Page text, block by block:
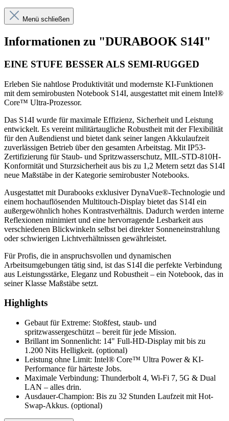
Menü schließen
Informationen zu "DURABOOK S14I"
EINE STUFE BESSER ALS SEMI-RUGGED
Erleben Sie nahtlose Produktivität und modernste KI-Funktionen
mit dem semirobusten Notebook S14I, ausgestattet mit einem Intel®
Core™ Ultra-Prozessor.
Das S14I wurde für maximale Effizienz, Sicherheit und Leistung
entwickelt. Es vereint militärtaugliche Robustheit mit der Flexibilität
für den Außendienst und bietet dank seiner langen Akkulaufzeit
zuverlässigen Betrieb über den gesamten Arbeitstag. Mit IP53-
Zertifizierung für Staub- und Spritzwasserschutz, MIL-STD-810H-
Konformität und Sturzsicherheit aus bis zu 1,2 Metern setzt das S14I
neue Maßstäbe in der Kategorie semirobuster Notebooks.
Ausgestattet mit Durabooks exklusiver DynaVue®-Technologie und
einem hochauflösenden Multitouch-Display bietet das S14I ein
außergewöhnlich hohes Kontrastverhältnis. Dadurch werden interne
Reflexionen minimiert und eine hervorragende Lesbarkeit aus
verschiedenen Blickwinkeln selbst bei direkter Sonneneinstrahlung
oder schwierigen Lichtverhältnissen gewährleistet.
Für Profis, die in anspruchsvollen und dynamischen
Arbeitsumgebungen tätig sind, ist das S14I die perfekte Verbindung
aus Leistungsstärke, Eleganz und Robustheit – ein Notebook, das in
seiner Klasse Maßstäbe setzt.
Highlights
Gebaut für Extreme: Stoßfest, staub- und
spritzwassergeschützt – bereit für jede Mission.
Brillant im Sonnenlicht: 14" Full-HD-Display mit bis zu
1.200 Nits Helligkeit. (optional)
Leistung ohne Limit: Intel® Core™ Ultra Power & KI-
Performance für härteste Jobs.
Maximale Verbindung: Thunderbolt 4, Wi-Fi 7, 5G & Dual
LAN – alles drin.
Ausdauer-Champion: Bis zu 32 Stunden Laufzeit mit Hot-
Swap-Akkus. (optional)